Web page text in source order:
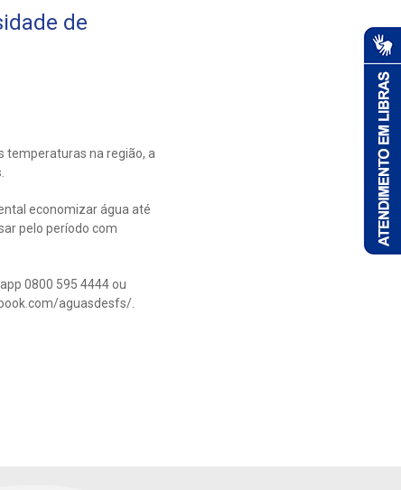
de
temperaturas na região, a
economizar água até
pelo período com
0800 595 4444 ou
aguasdesfs/.